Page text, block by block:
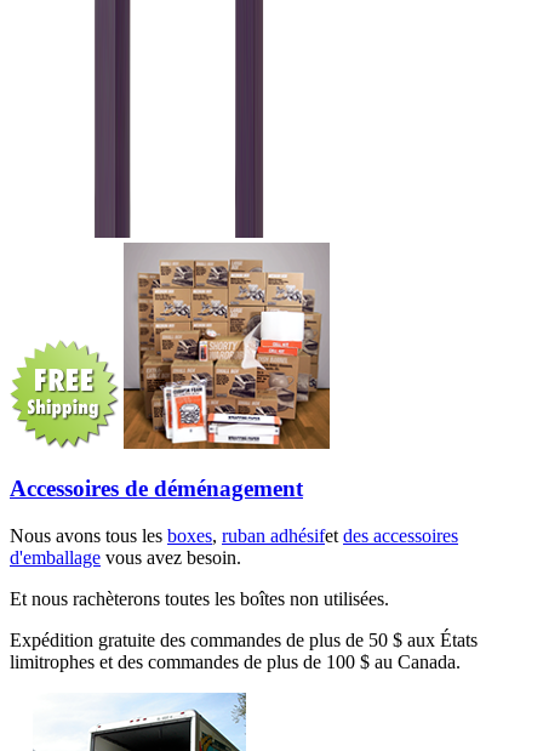
Accessoires de déménagement
Nous avons tous les boxes, ruban adhésifet des accessoires
d'emballage vous avez besoin.
Et nous rachèterons toutes les boîtes non utilisées.
Expédition gratuite des commandes de plus de 50 $ aux États
limitrophes et des commandes de plus de 100 $ au Canada.